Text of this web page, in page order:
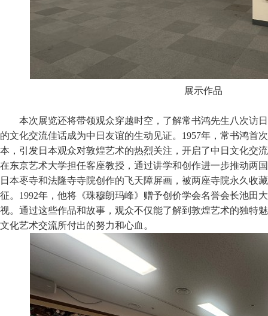
展示作品
本次展览还将带领观众穿越时空，了解常书鸿先生八次访
的文化交流佳话成为中日友谊的生动见证。1957年，常书鸿首
本，引发日本观众对敦煌艺术的热烈关注，开启了中日文化交
在东京艺术大学担任客座教授，通过讲学和创作进一步推动两
日本枣寺和法隆寺寺院创作的飞天障屏画，被两座寺院永久收
征。1992年，他将《珠穆朗玛峰》赠予创价学会名誉会长池田
视。通过这些作品和故事，观众不仅能了解到敦煌艺术的独特
文化艺术交流所付出的努力和心血。